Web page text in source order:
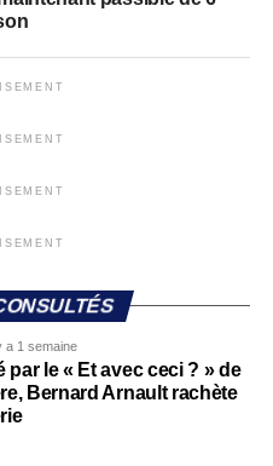
a 1 semaine
par le « Et avec ceci ? » de
Bernard Arnault rachète